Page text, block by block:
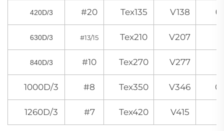
420D/3 #20 Tex135 V138
630D/3 #13/15 Tex210 V207
840D/3 #10 Tex270 V277
1000D/3 #8 Tex350 V346
1260D/3 #7 Tex420 V415